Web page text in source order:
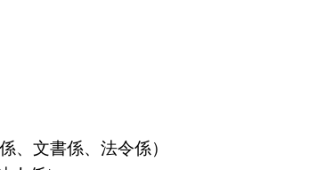
、文書係、法令係）